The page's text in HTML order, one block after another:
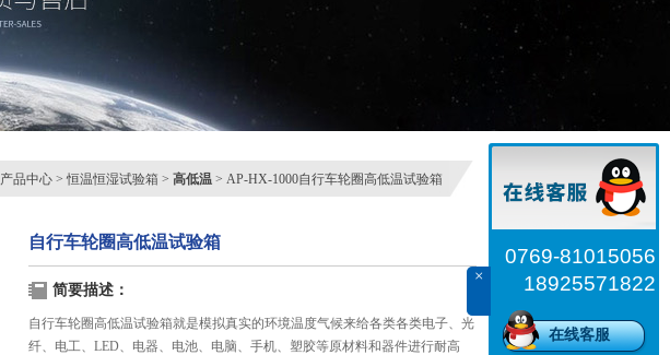
产品中心 >恒温恒湿试验箱 > 高低温 > AP-HX-1000自行车轮圈高低温试验箱
自行车轮圈高低温试验箱
简要描述：
自行车轮圈高低温试验箱就是模拟真实的环境温度气候来给各类各类电子、光
纤、电工、LED、电器、电池、电脑、手机、塑胶等原材料和器件进行耐高
0769-81015056
18925571822
在线客服
×